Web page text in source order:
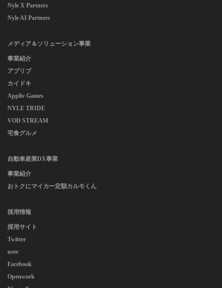
Nyle X Partners
Nyle AI Partners
メディア＆ソリューション事業
事業紹介
アプリブ
カイドキ
Appliv Games
NYLE TRIDE
VOD STREAM
宅食グルメ
自動車産業DX事業
事業紹介
おトクにマイカー定額カルモくん
採用情報
採用サイト
Twitter
note
Facebook
Openwork